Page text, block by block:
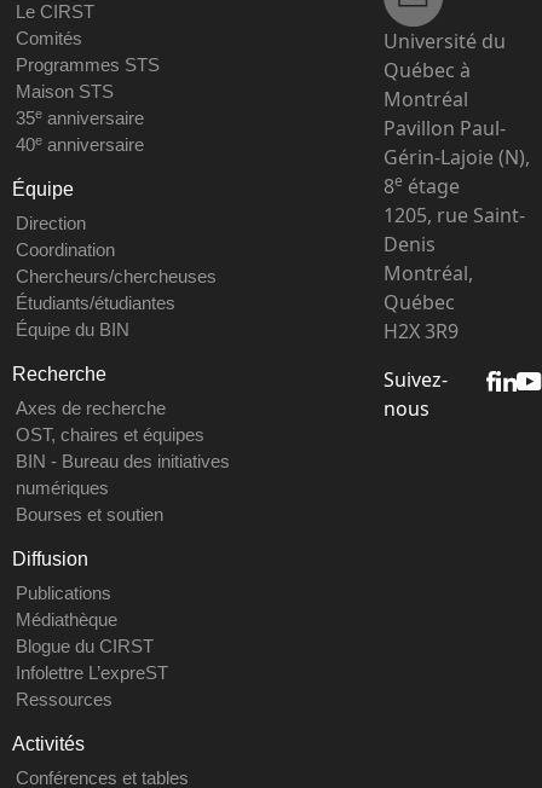
Le CIRST
Comités
Programmes STS
Maison STS
35eanniversaire
40eanniversaire
Équipe
Direction
Coordination
Chercheurs/chercheuses
Étudiants/étudiantes
Équipe du BIN
Recherche
Axes de recherche
OST, chaires et équipes
BIN - Bureau des initiatives
numériques
Bourses et soutien
Diffusion
Publications
Médiathèque
Blogue du CIRST
Infolettre L’expreST
Ressources
Activités
Conférences et tables
Université du
Québec à
Montréal
Pavillon Paul-
Gérin-Lajoie (N),
8e étage
1205, rue Saint-
Denis
Montréal,
Québec
H2X 3R9
Suivez-
nous